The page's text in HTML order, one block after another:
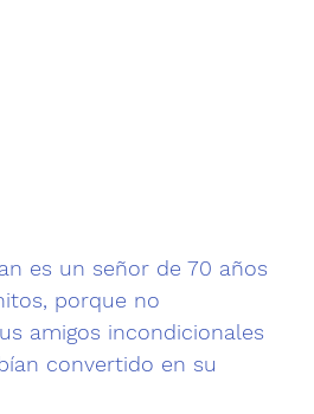
es un señor de 70 años
porque no
amigos incondicionales
convertido en su